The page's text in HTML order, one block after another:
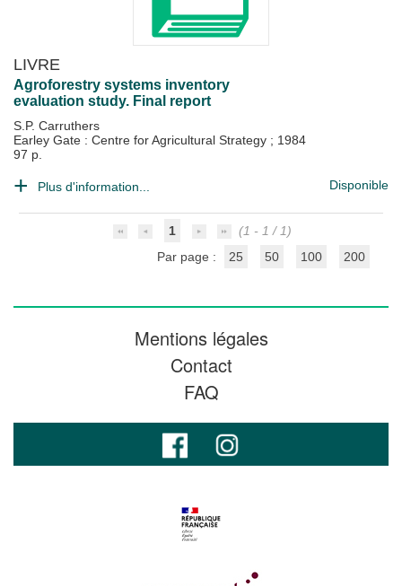
LIVRE
Agroforestry systems inventory
evaluation study. Final report
S.P. Carruthers
Earley Gate : Centre for Agricultural Strategy ; 1984
97 p.
Plus d'information... Disponible
1
(1 - 1 / 1)
Par page :
25 50 100 200
Mentions légales
Contact
FAQ